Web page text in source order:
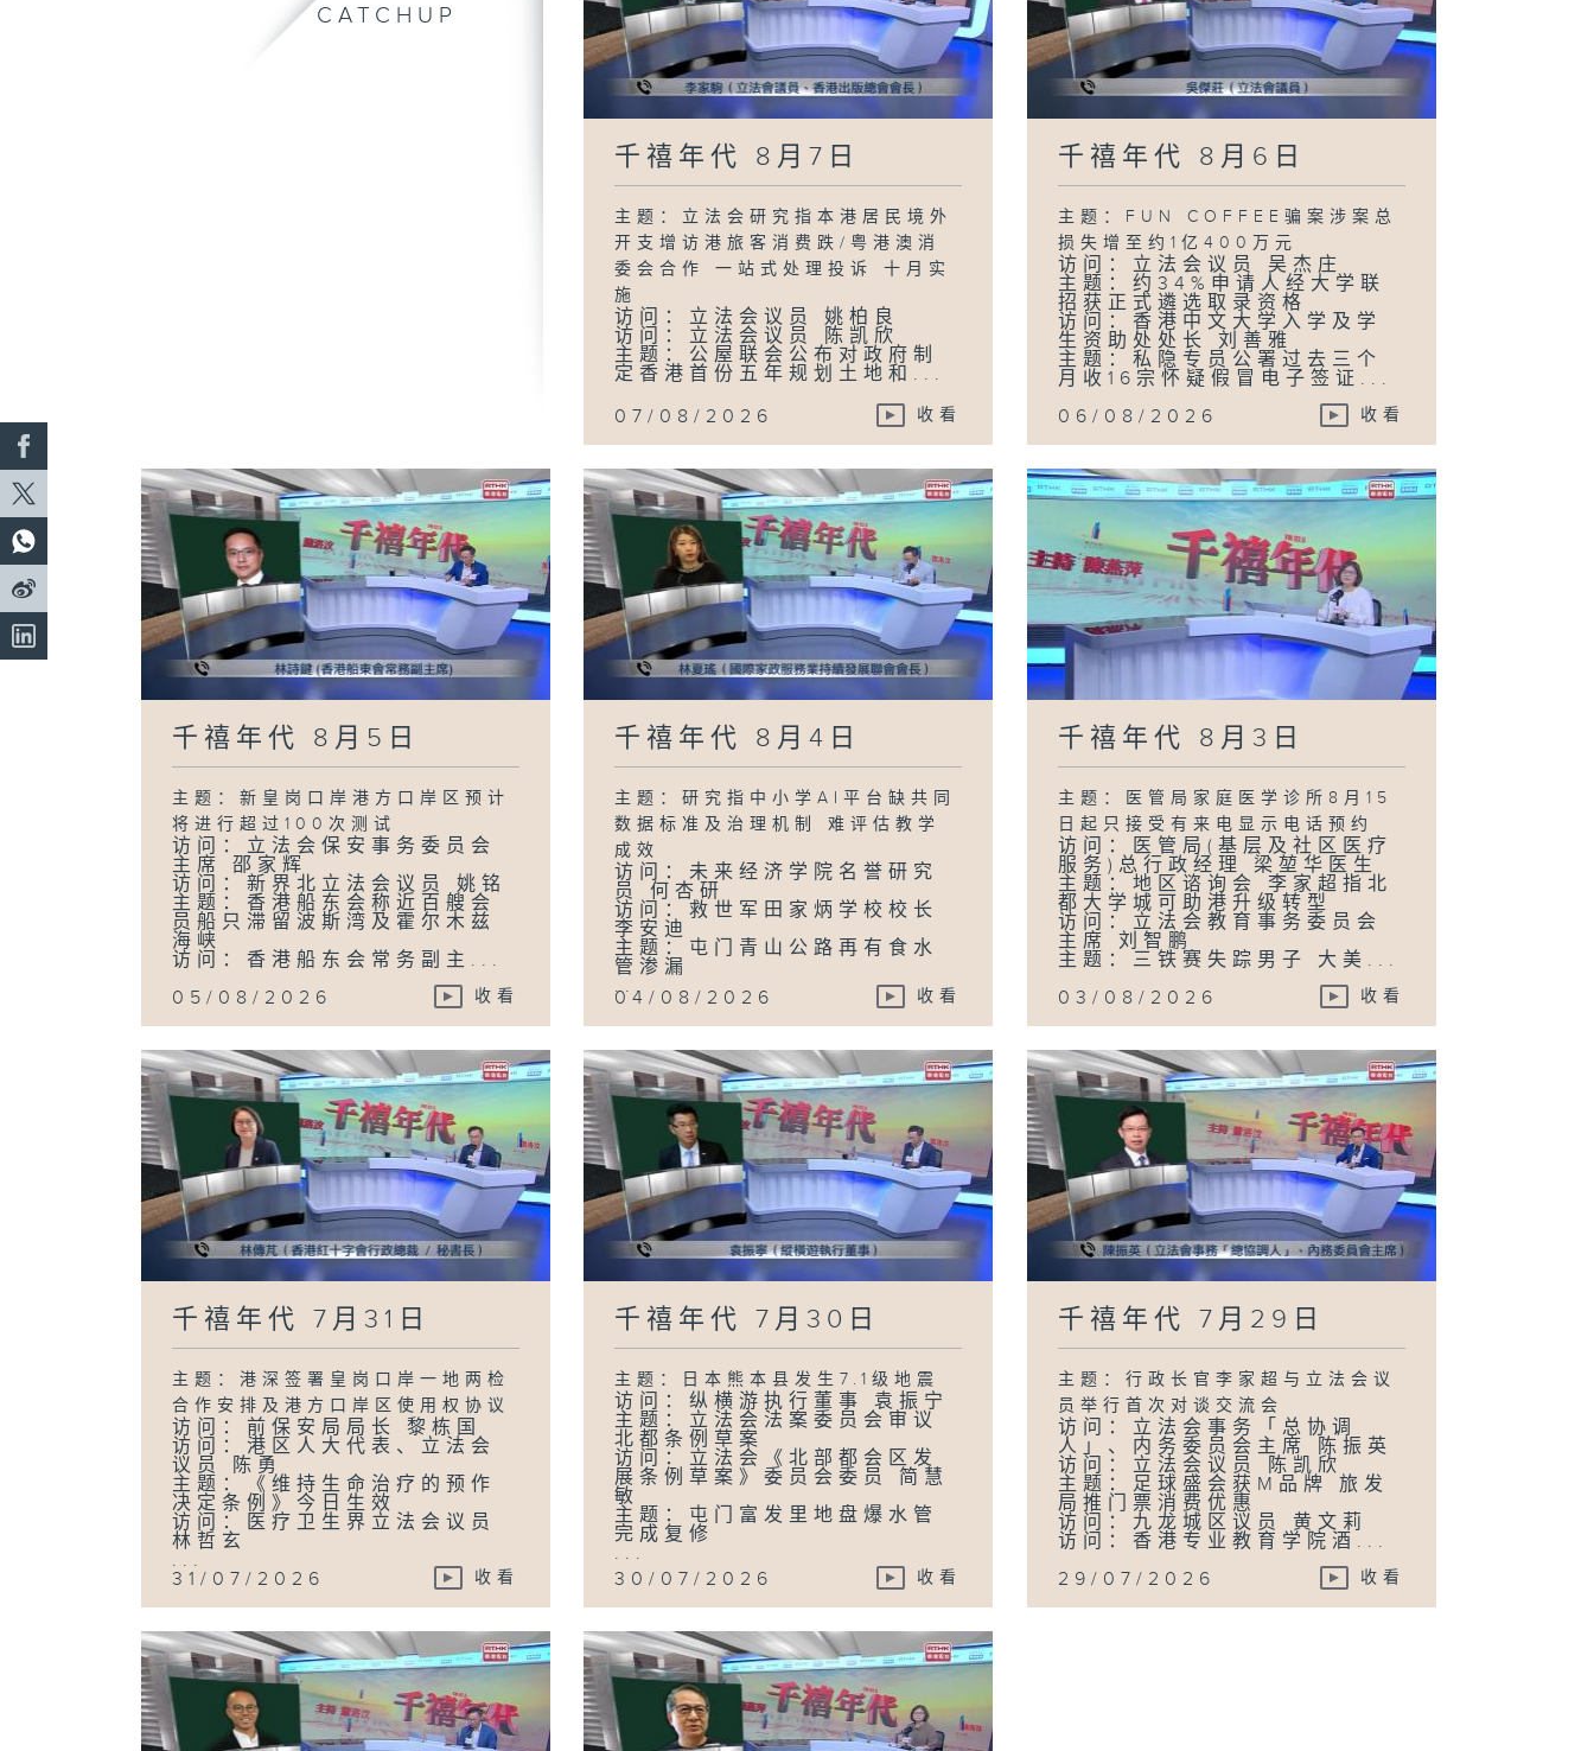
CATCHUP
千禧年代 8月7日
主题：立法会研究指本港居民境外
开支增访港旅客消费跌/粤港澳消
委会合作 一站式处理投诉 十月实
施
访问：立法会议员 姚柏良
访问：立法会议员 陈凯欣
主题：公屋联会公布对政府制
定香港首份五年规划土地和...
07/08/2026
收看
千禧年代 8月6日
主题：FUN COFFEE骗案涉案总
损失增至约1亿400万元
访问：立法会议员 吴杰庄
主题：约34%申请人经大学联
招获正式遴选取录资格
访问：香港中文大学入学及学
生资助处处长 刘善雅
主题：私隐专员公署过去三个
月收16宗怀疑假冒电子签证...
06/08/2026
收看
千禧年代 8月5日
主题：新皇岗口岸港方口岸区预计
将进行超过100次测试
访问：立法会保安事务委员会
主席 邵家辉
访问：新界北立法会议员 姚铭
主题：香港船东会称近百艘会
员船只滞留波斯湾及霍尔木兹
海峡
访问：香港船东会常务副主...
05/08/2026
收看
千禧年代 8月4日
主题：研究指中小学AI平台缺共同
数据标准及治理机制 难评估教学
成效
访问：未来经济学院名誉研究
员 何杏研
访问：救世军田家炳学校校长
李安迪
主题：屯门青山公路再有食水
管渗漏
...
04/08/2026 收看
千禧年代 8月3日
主题：医管局家庭医学诊所8月15
日起只接受有来电显示电话预约
访问：医管局(基层及社区医疗
服务)总行政经理 梁堃华医生
主题：地区谘询会 李家超指北
都大学城可助港升级转型
访问：立法会教育事务委员会
主席 刘智鹏
主题：三铁赛失踪男子 大美...
03/08/2026
收看
千禧年代 7月31日
主题：港深签署皇岗口岸一地两检
合作安排及港方口岸区使用权协议
访问：前保安局局长 黎栋国
访问：港区人大代表、立法会
议员 陈勇
主题：《维持生命治疗的预作
决定条例》今日生效
访问：医疗卫生界立法会议员
林哲玄
...
31/07/2026
收看
千禧年代 7月30日
主题：日本熊本县发生7.1级地震
访问：纵横游执行董事 袁振宁
主题：立法会法案委员会审议
北都条例草案
访问：立法会《北部都会区发
展条例草案》委员会委员 简慧
敏
主题：屯门富发里地盘爆水管
完成复修
...
30/07/2026
收看
千禧年代 7月29日
主题：行政长官李家超与立法会议
员举行首次对谈交流会
访问：立法会事务「总协调
人」、内务委员会主席 陈振英
访问：立法会议员 陈凯欣
主题：足球盛会获M品牌 旅发
局推门票消费优惠
访问：九龙城区议员 黄文莉
访问：香港专业教育学院酒...
29/07/2026
收看